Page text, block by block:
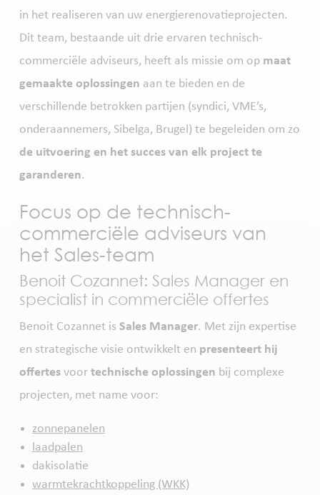
in het realiseren van uw energie­renovatieprojecten.
Dit team, bestaande uit drie ervaren technisch-
commerciële adviseurs, heeft als missie om op maat
gemaakte oplossingen aan te bieden en de
verschillende betrokken partijen (syndici, VME’s,
onderaannemers, Sibelga, Brugel) te begeleiden om zo
de uitvoering en het succes van elk project te
garanderen.
Focus op de technisch-
commerciële adviseurs van
het Sales-team
Benoit Cozannet: Sales Manager en
specialist in commerciële offertes
Benoit Cozannet is Sales Manager. Met zijn expertise
en strategische visie ontwikkelt en presenteert hij
offertesvoor technische oplossingen bij complexe
projecten, met name voor:
zonnepanelen
laadpalen
dakisolatie
warmtekrachtkoppeling (WKK)